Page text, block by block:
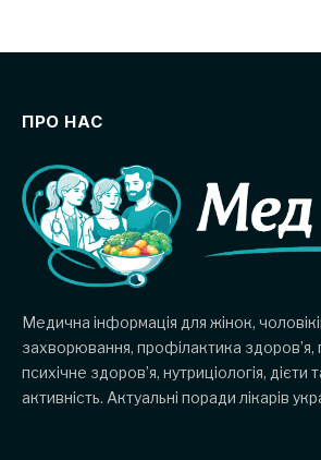
ПРО НАС
Медична інформація для жінок,
захворювання, профілактика
психічне здоров’я, нутриціологія, дієти
активність. Актуальні поради лікарів